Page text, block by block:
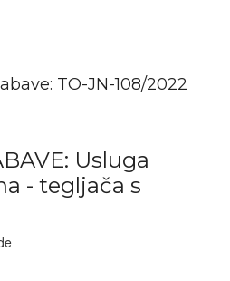
TO-JN-108/2022
Usluga
- tegljača s